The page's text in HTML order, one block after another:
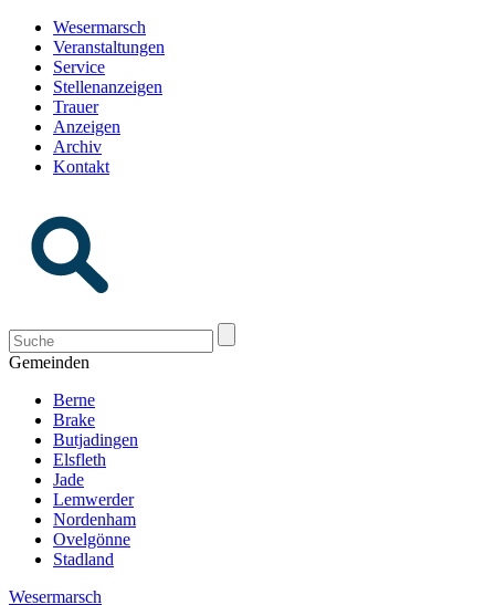
Wesermarsch
Veranstaltungen
Service
Stellenanzeigen
Trauer
Anzeigen
Archiv
Kontakt
Gemeinden
Berne
Brake
Butjadingen
Elsfleth
Jade
Lemwerder
Nordenham
Ovelgönne
Stadland
Wesermarsch